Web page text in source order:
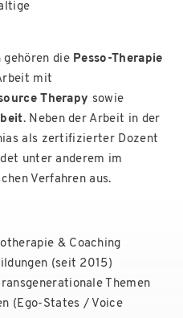
gehören die Pesso-Therapie
mit
Therapy sowie
. Neben der Arbeit in der
als zertifizierter Dozent
unter anderem im
Verfahren aus.
& Coaching
(seit 2015)
Themen
(Ego-States / Voice